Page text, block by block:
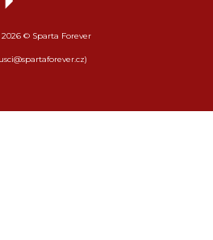
© Sparta Forever